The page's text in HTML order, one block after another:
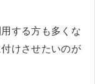
する方も多くな
けさせたいのが